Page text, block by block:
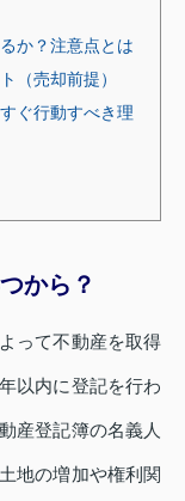
か？注意点とは
（売却前提）
ぐ行動すべき理
から？
って不動産を取得
以内に登記を行わ
産登記簿の名義人
地の増加や権利関